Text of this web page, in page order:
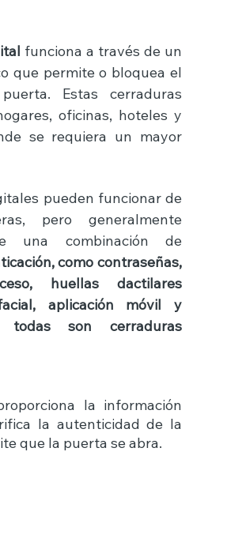
funciona a través de un
que permite o bloquea el
Estas cerraduras
oficinas, hoteles y
se requiera un mayor
pueden funcionar de
pero generalmente
como contraseñas,
huellas dactilares
aplicación móvil y
todas son cerraduras
la información
la autenticidad de la
que la puerta se abra.